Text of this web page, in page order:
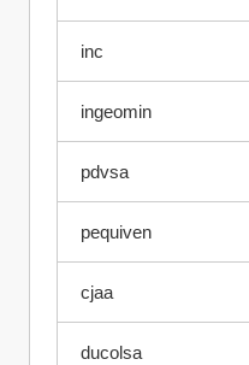
inc
ingeomin
pdvsa
pequiven
cjaa
ducolsa